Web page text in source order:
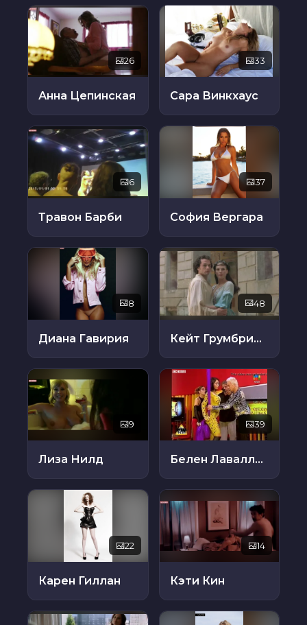
26
Анна Цепинская
33
Сара Винкхаус
6
Травон Барби
37
София Вергара
8
Диана Гавирия
48
Кейт Грумбридж
9
Лиза Нилд
39
Белен Лаваллен
22
Карен Гиллан
14
Кэти Кин